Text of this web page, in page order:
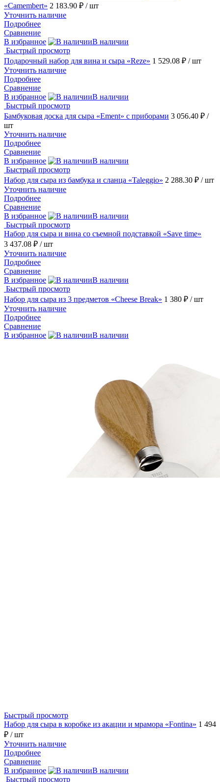
«Camembert» 2 183.90 ₽ / шт
Уточнить наличие
Подробнее
Сравнение
В избранное
В наличии
Быстрый просмотр
Подарочный набор для вина и сыра «Reze» 1 529.08 ₽ / шт
Уточнить наличие
Подробнее
Сравнение
В избранное
В наличии
Быстрый просмотр
Бамбуковая доска для сыра «Ement» с приборами 3 056.40 ₽ /
шт
Уточнить наличие
Подробнее
Сравнение
В избранное
В наличии
Быстрый просмотр
Набор для сыра из бамбука и сланца «Taleggio» 2 288.30 ₽ / шт
Уточнить наличие
Подробнее
Сравнение
В избранное
В наличии
Быстрый просмотр
Набор для сыра и вина со съемной подставкой «Save time»
3 437.08 ₽ / шт
Уточнить наличие
Подробнее
Сравнение
В избранное
В наличии
Быстрый просмотр
Набор для сыра из 3 предметов «Cheese Break» 1 380 ₽ / шт
Уточнить наличие
Подробнее
Сравнение
В избранное
В наличии
Быстрый просмотр
Набор для сыра в коробке из акации и мрамора «Fontina» 1 494
₽ / шт
Уточнить наличие
Подробнее
Сравнение
В избранное
В наличии
Быстрый просмотр